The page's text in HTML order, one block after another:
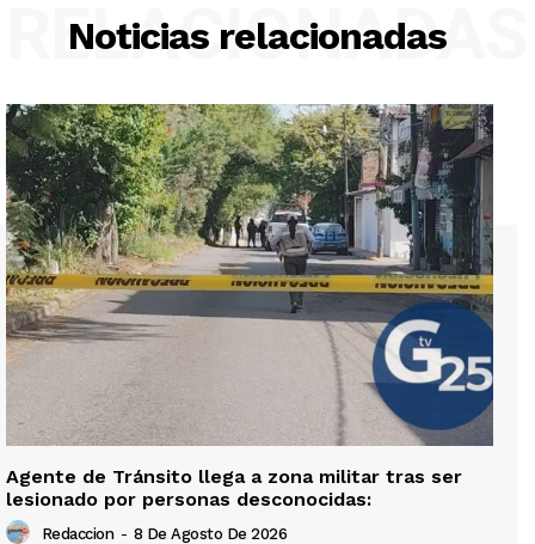
Noticias relacionadas
RELACIONADAS
Agente de Tránsito llega a zona militar tras ser
lesionado por personas desconocidas:
Redaccion - 8 De Agosto De 2026